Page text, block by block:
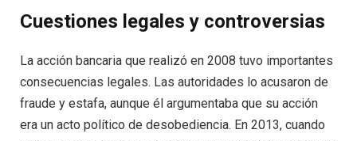
Cuestiones legales y controversias
La acción bancaria que realizó en 2008 tuvo importantes
consecuencias legales. Las autoridades lo acusaron de
fraude y estafa, aunque él argumentaba que su acción
era un acto político de desobediencia. En 2013, cuando